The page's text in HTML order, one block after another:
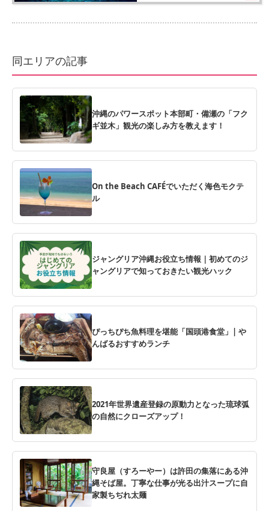
同エリアの記事
沖縄のパワースポット本部町・備瀬の「フク
ギ並木」観光の楽しみ方を教えます！
On the Beach CAFÉでいただく海色モクテ
ル
ジャングリア沖縄お役立ち情報｜初めてのジ
ャングリアで知っておきたい観光ハック
ぴっちぴち魚料理を堪能「国頭港食堂」| や
んばるおすすめランチ
2021年世界遺産登録の原動力となった琉球弧
の自然にクローズアップ！
守良屋（すろーやー）は許田の集落にある沖
縄そば屋。丁寧な仕事が光る出汁スープに自
家製ちぢれ太麺